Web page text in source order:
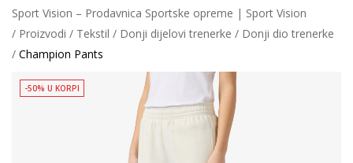
Sport Vision – Prodavnica Sportske opreme | Sport Vision
Proizvodi
Tekstil Donji dijelovi trenerke
Donji dio trenerke
Champion Pants
-50% U KORPI